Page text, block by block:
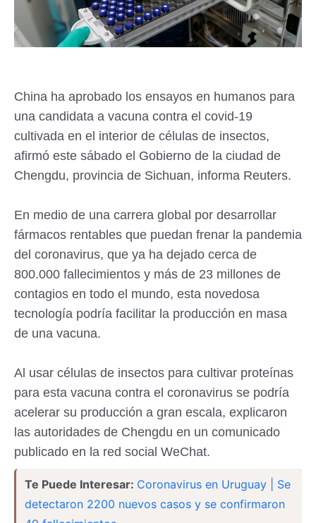
China ha aprobado los ensayos en humanos para
una candidata a vacuna contra el covid-19
cultivada en el interior de células de insectos,
afirmó este sábado el Gobierno de la ciudad de
Chengdu, provincia de Sichuan, informa Reuters.
En medio de una carrera global por desarrollar
fármacos rentables que puedan frenar la pandemia
del coronavirus, que ya ha dejado cerca de
800.000 fallecimientos y más de 23 millones de
contagios en todo el mundo, esta novedosa
tecnología podría facilitar la producción en masa
de una vacuna.
Al usar células de insectos para cultivar proteínas
para esta vacuna contra el coronavirus se podría
acelerar su producción a gran escala, explicaron
las autoridades de Chengdu en un comunicado
publicado en la red social WeChat.
Te Puede Interesar: Coronavirus en Uruguay | Se
detectaron 2200 nuevos casos y se confirmaron